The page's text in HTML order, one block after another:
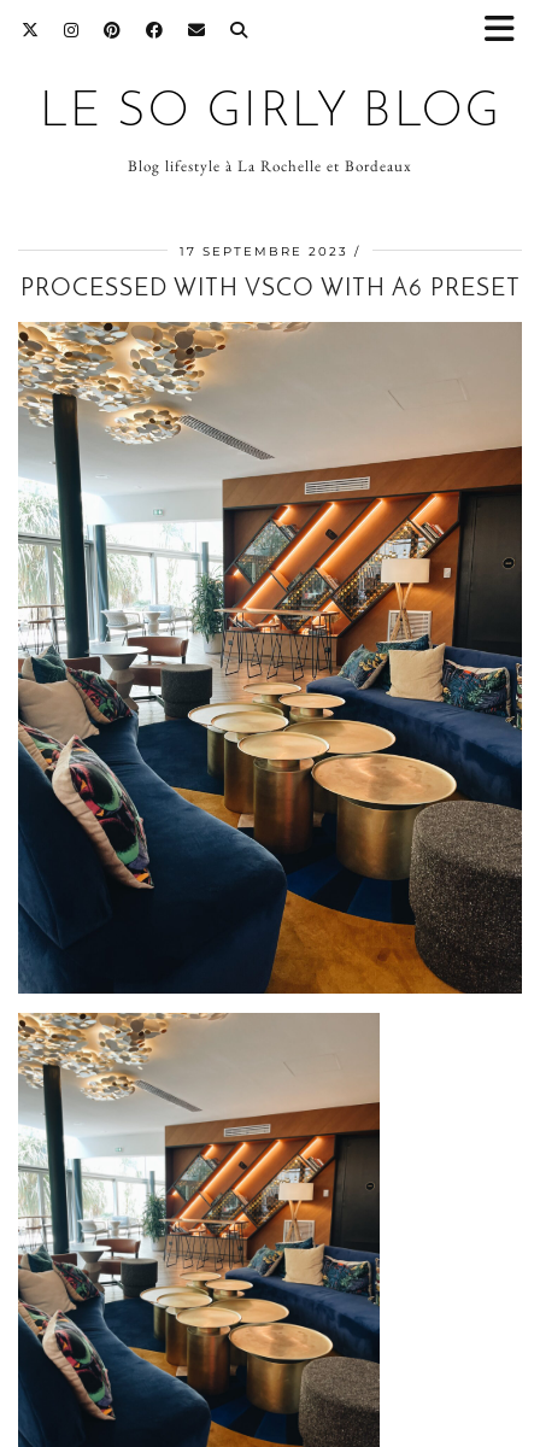
LE SO GIRLY BLOG
Blog lifestyle à La Rochelle et Bordeaux
17 SEPTEMBRE 2023
PROCESSED WITH VSCO WITH A6 PRESET